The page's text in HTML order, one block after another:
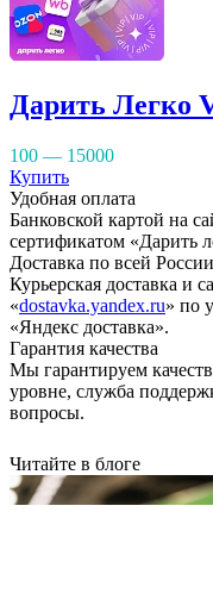
Дарить Легко
100 — 15000
Купить
Удобная оплата
Банковской картой на
сертификатом «Дарить
Доставка по всей России
Курьерская доставка и
«dostavka.yandex.ru» по
«Яндекс доставка».
Гарантия качества
Мы гарантируем
уровне, служба
вопросы.
Читайте в блоге